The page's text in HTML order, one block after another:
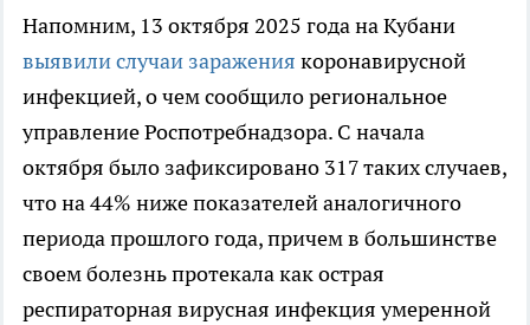
Напомним, 13 октября 2025 года на Кубани
выявили случаи заражения коронавирусной
инфекцией, о чем сообщило региональное
управление Роспотребнадзора. С начала
октября было зафиксировано 317 таких случаев,
что на 44% ниже показателей аналогичного
периода прошлого года, причем в большинстве
своем болезнь протекала как острая
респираторная вирусная инфекция умеренной